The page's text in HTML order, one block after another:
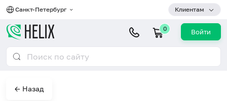
Санкт-Петербург Клиентам
0 Войти
← Назад